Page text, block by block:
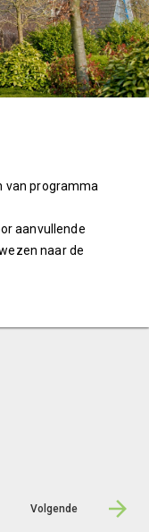
van programma
aanvullende
naar de
Volgende